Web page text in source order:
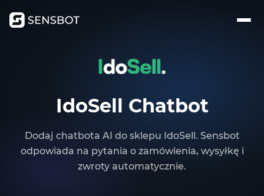
IdoSell Chatbot
Dodaj chatbota AI do sklepu IdoSell. Sensbot
odpowiada na pytania o zamówienia, wysyłkę i
zwroty automatycznie.